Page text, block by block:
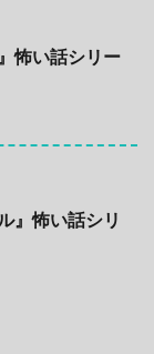
怖い話シリー
』怖い話シリ